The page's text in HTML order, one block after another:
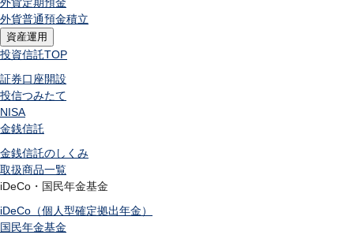
外貨普通預金積立
資産運用
投資信託TOP
証券口座開設
投信つみたて
NISA
金銭信託
金銭信託のしくみ
取扱商品一覧
iDeCo・国民年金基金
iDeCo（個人型確定拠出年金）
国民年金基金